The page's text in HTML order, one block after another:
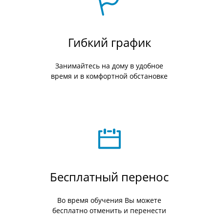
Гибкий график
Занимайтесь на дому в удобное
время и в комфортной обстановке
Бесплатный перенос
Во время обучения Вы можете
бесплатно отменить и перенести